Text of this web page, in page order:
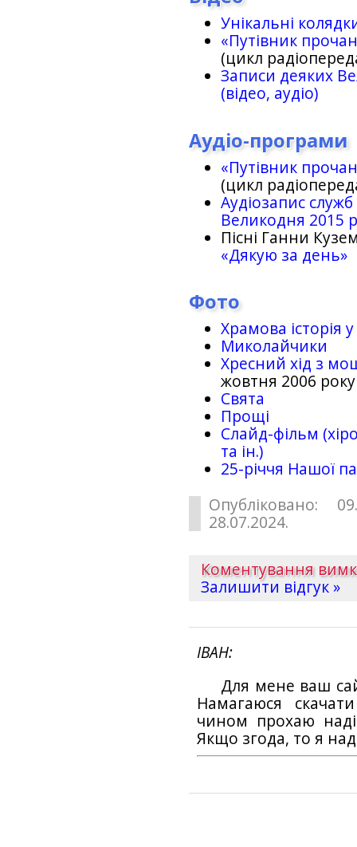
Унікальні
«Путівник
(цикл
Записи деяких
(відео, аудіо)
Аудіо-програми
«Путівник
(цикл
Аудіозапис
Великодня 2015
Пісні Ганни
«Дякую за день»
Фото
Храмова історія
Миколайчики
Хресний хід з
жовтня 2006 року
Свята
Прощі
Слайд-фільм
та ін.)
25-рiччя Нашої
Опубліковано:
28.07.2024.
Коментування
Залишити відгук »
ІВАН
Для мене ваш
Намагаюся
чином прохаю
Якщо згода, то я